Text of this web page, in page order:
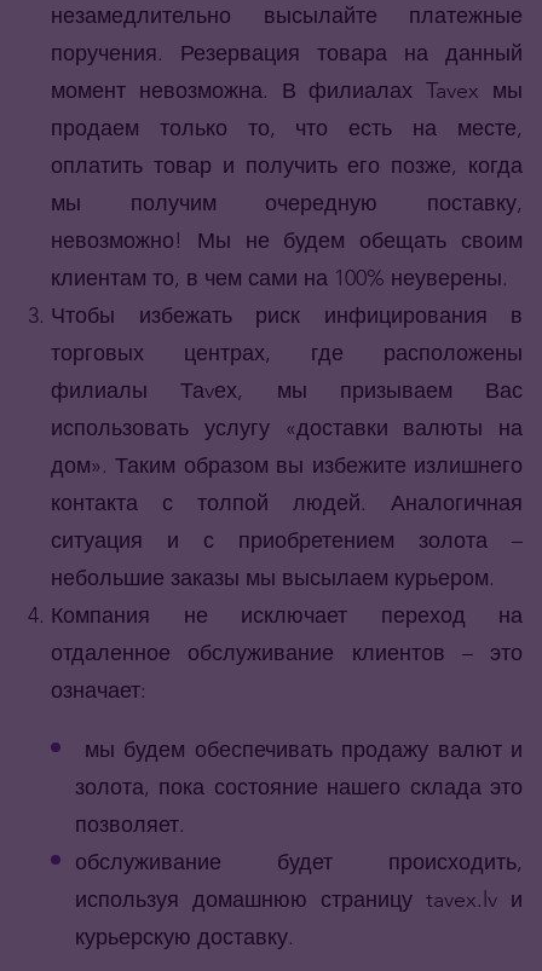
незамедлительно высылайте платежные
поручения. Резервация товара на данный
момент невозможна. В филиалах Tavex мы
продаем только то, что есть на месте,
оплатить товар и получить его позже, когда
мы получим очередную поставку,
невозможно! Мы не будем обещать своим
клиентам то, в чем сами на 100% неуверены.
Чтобы избежать риск инфицирования в
торговых центрах, где расположены
филиалы Таvех, мы призываем Вас
использовать услугу «доставки валюты на
дом». Таким образом вы избежите излишнего
контакта с толпой людей. Аналогичная
ситуация и с приобретением золота –
небольшие заказы мы высылаем курьером.
Компания не исключает переход на
отдаленное обслуживание клиентов – это
означает:
мы будем обеспечивать продажу валют и
золота, пока состояние нашего склада это
позволяет.
обслуживание будет происходить,
используя домашнюю страницу tavex.lv и
курьерскую доставку.